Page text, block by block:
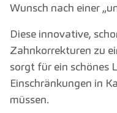
Wunsch nach einer
Diese innovative,
Zahnkorrekturen zu
sorgt für ein schönes
Einschränkungen in
müssen.